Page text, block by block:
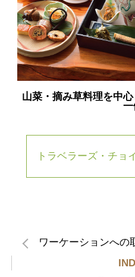
山菜・摘み草料理を中
一
トラベラーズ・チョ
ワーケーションへの